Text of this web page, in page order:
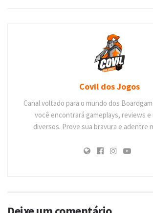
Covil dos Jogos
Canal voltado para o mundo dos
você encontrará gameplays, reviews
diversos. Prove sua bravura e adentre